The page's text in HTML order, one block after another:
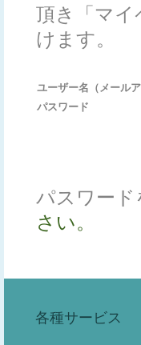
頂き「マ
けます。
ユーザー名（メールア
パスワード
パスワード
さい。
各種サービス